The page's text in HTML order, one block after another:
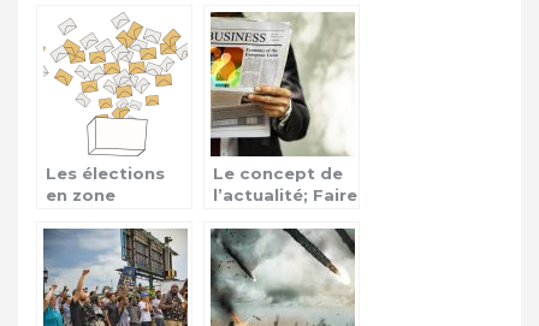
Lagerfeld n’est
plus!
Les élections
en zone
source de
conflits
Le concept de
l’actualité; Faire
confiance aux
médias ?